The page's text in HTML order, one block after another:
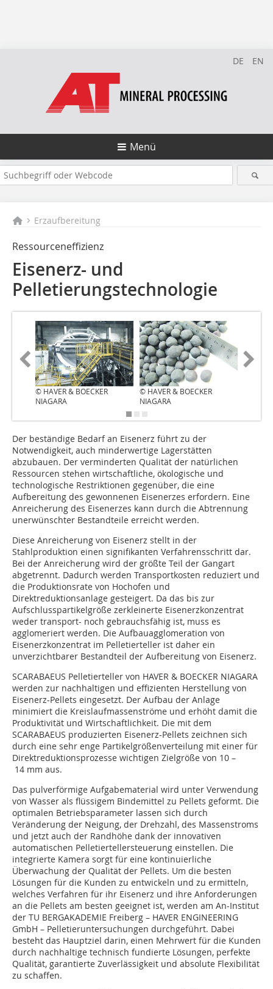
DE EN
Menü
Erzaufbereitung
Ressourceneffizienz
Eisenerz- und
Pelletierungstechnologie
© HAVER & BOECKER
NIAGARA
© HAVER & BOECKER
NIAGARA
Der beständige Bedarf an Eisenerz führt zu der
Notwendigkeit, auch minderwertige Lagerstätten
abzubauen. Der verminderten Qualität der natürlichen
Ressourcen stehen wirtschaftliche, ökologische und
technologische Restriktionen gegenüber, die eine
Aufbereitung des gewonnenen Eisenerzes erfordern. Eine
Anreicherung des Eisenerzes kann durch die Abtrennung
unerwünschter Bestandteile erreicht werden.
Diese Anreicherung von Eisenerz stellt in der
Stahlproduktion einen signifikanten Verfahrensschritt dar.
Bei der Anreicherung wird der größte Teil der Gangart
abgetrennt. Dadurch werden Transportkosten reduziert und
die Produktionsrate von Hochofen und
Direktreduktionsanlage gesteigert. Da das bis zur
Aufschlusspartikelgröße zerkleinerte Eisenerzkonzentrat
weder transport- noch gebrauchsfähig ist, muss es
agglomeriert werden. Die Aufbauagglomeration von
Eisenerzkonzentrat im Pelletierteller ist daher ein
unverzichtbarer Bestandteil der Aufbereitung von Eisenerz.
SCARABAEUS Pelletierteller von HAVER & BOECKER ­NIAGARA
werden zur nachhaltigen und effizienten Herstellung von
Eisenerz-Pellets eingesetzt. Der Aufbau der Anlage
minimiert die Kreislaufmassenströme und erhöht damit die
Produktivität und Wirtschaftlichkeit. Die mit dem
SCARABAEUS produzierten Eisenerz-Pellets zeichnen sich
durch eine sehr enge Partikelgrößenverteilung mit einer für
Direktreduktionsprozesse wichtigen Zielgröße von 10 –
14 mm aus.
Das pulverförmige Aufgabematerial wird unter Verwendung
von Wasser als flüssigem Bindemittel zu Pellets geformt. Die
optimalen Betriebsparameter lassen sich durch
Veränderung der Neigung, der Drehzahl, des Massenstroms
und jetzt auch der Randhöhe dank der innovativen
automatischen Pelletiertellersteuerung einstellen. Die
integrierte Kamera sorgt für eine kontinuierliche
Überwachung der Qualität der Pellets. Um die besten
Lösungen für die Kunden zu entwickeln und zu ermitteln,
welches Verfahren für ihr Eisenerz und ihre Anforderungen
an die Pellets am besten geeignet ist, werden am An-Institut
der TU BERGAKADEMIE Freiberg – HAVER ENGINEERING
GmbH – Pelletieruntersuchungen durchgeführt. Dabei
besteht das Hauptziel darin, einen Mehrwert für die Kunden
durch nachhaltige technisch fundierte Lösungen, perfekte
Qualität, garantierte Zuverlässigkeit und absolute Flexibilität
zu schaffen.